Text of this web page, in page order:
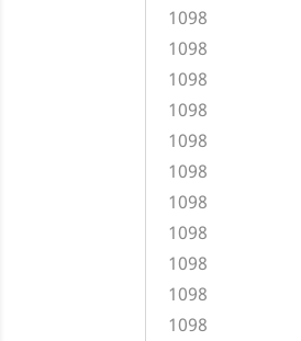
1098
1098
1098
1098
1098
1098
1098
1098
1098
1098
1098